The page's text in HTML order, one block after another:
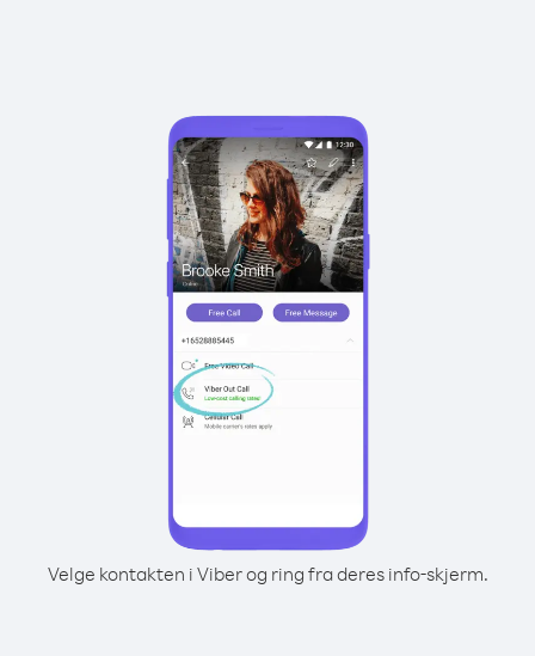
Velge kontakten i Viber og ring fra deres info-skjerm.